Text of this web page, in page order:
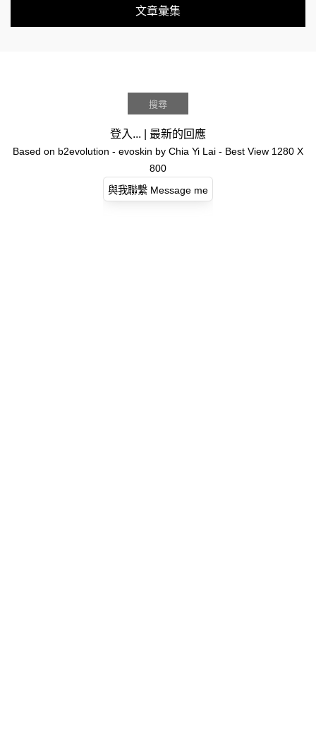
文章彙集
登入... 最新的回應
Based on b2evolution - evoskin by Chia Yi Lai - Best View 1280 X
800
與我聯繫 Message me